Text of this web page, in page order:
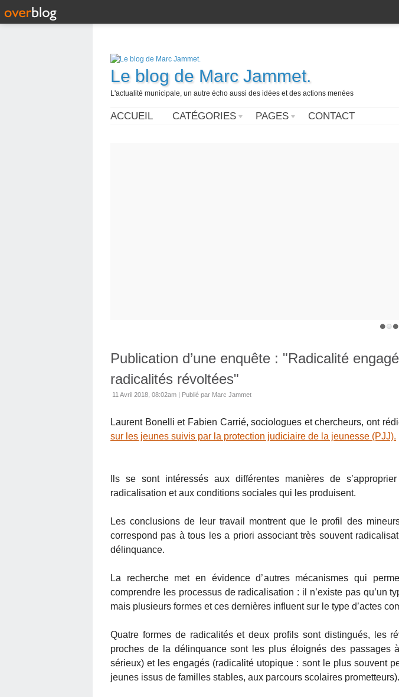
Le blog de Marc Jammet.
L'actualité municipale, un autre écho aussi des idées et des actions menées
ACCUEIL CATÉGORIES PAGES CONTACT
Publication d’une enquête : "Radicalité
radicalités révoltées"
11 Avril 2018, 08:02am | Publié par Marc Jammet
Laurent Bonelli et Fabien Carrié, sociologues et chercheurs, ont
sur les jeunes suivis par la protection judiciaire de la jeunesse (PJJ).
Ils se sont intéressés aux différentes manières de
radicalisation et aux conditions sociales qui les produisent.
Les conclusions de leur travail montrent que le profil des
correspond pas à tous les a priori associant très souvent
délinquance.
La recherche met en évidence d’autres mécanismes qui
comprendre les processus de radicalisation : il n’existe pas qu’un
mais plusieurs formes et ces dernières influent sur le type d’actes
Quatre formes de radicalités et deux profils sont distingués, les
proches de la délinquance sont les plus éloignés des passages
sérieux) et les engagés (radicalité utopique : sont le plus souvent
jeunes issus de familles stables, aux parcours scolaires prometteurs).